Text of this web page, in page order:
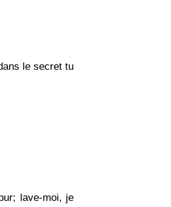
le secret tu
lave-moi, je